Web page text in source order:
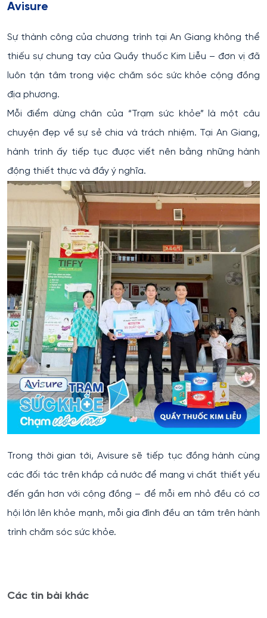
Avisure
Sự thành công của chương trình tại An Giang không thể
thiếu sự chung tay của Quầy thuốc Kim Liễu – đơn vị đã
luôn tận tâm trong việc chăm sóc sức khỏe cộng đồng
địa phương.
Mỗi điểm dừng chân của “Trạm sức khỏe” là một câu
chuyện đẹp về sự sẻ chia và trách nhiệm. Tại An Giang,
hành trình ấy tiếp tục được viết nên bằng những hành
động thiết thực và đầy ý nghĩa.
Trong thời gian tới, Avisure sẽ tiếp tục đồng hành cùng
các đối tác trên khắp cả nước để mang vi chất thiết yếu
đến gần hơn với cộng đồng – để mỗi em nhỏ đều có cơ
hội lớn lên khỏe mạnh, mỗi gia đình đều an tâm trên hành
trình chăm sóc sức khỏe.
Các tin bài khác